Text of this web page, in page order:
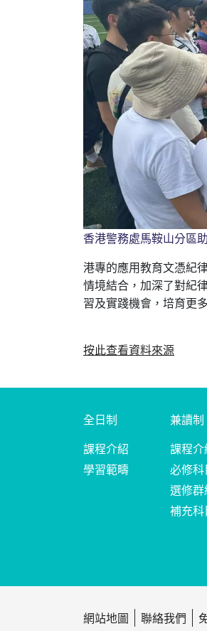
香港警務處馬鞍山分區
港專的應用教育文憑紀
情境結合，加深了對紀
習及實踐機會，培育更
按此查看資料來源
全日制
課程介紹
學習範疇
兼讀制
課程介
必修科
選修群
補充科
網站地圖 聯絡我們